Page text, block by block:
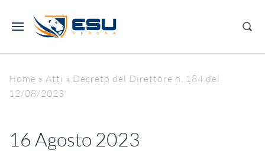
Home » Atti » Decreto del Direttore n. 184 del
12/08/2023
16 Agosto 2023